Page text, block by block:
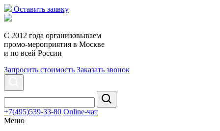
Оставить заявку
С 2012 года организовываем
промо-мероприятия в Москве
и по всей России
Запросить стоимость Заказать звонок
+7(495)539-33-80 Online-чат
Меню